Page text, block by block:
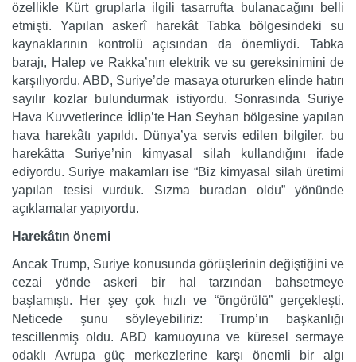
özellikle Kürt gruplarla ilgili tasarrufta bulanacağını belli
etmişti. Yapılan askerî harekât Tabka bölgesindeki su
kaynaklarının kontrolü açısından da önemliydi. Tabka
barajı, Halep ve Rakka’nın elektrik ve su gereksinimini de
karşılıyordu. ABD, Suriye’de masaya otururken elinde hatırı
sayılır kozlar bulundurmak istiyordu. Sonrasında Suriye
Hava Kuvvetlerince İdlip’te Han Seyhan bölgesine yapılan
hava harekâtı yapıldı. Dünya’ya servis edilen bilgiler, bu
harekâtta Suriye’nin kimyasal silah kullandığını ifade
ediyordu. Suriye makamları ise “Biz kimyasal silah üretimi
yapılan tesisi vurduk. Sızma buradan oldu” yönünde
açıklamalar yapıyordu.
Harekâtın önemi
Ancak Trump, Suriye konusunda görüşlerinin değiştiğini ve
cezai yönde askeri bir hal tarzından bahsetmeye
başlamıştı. Her şey çok hızlı ve “öngörülü” gerçekleşti.
Neticede şunu söyleyebiliriz: Trump’ın başkanlığı
tescillenmiş oldu. ABD kamuoyuna ve küresel sermaye
odaklı Avrupa güç merkezlerine karşı önemli bir algı